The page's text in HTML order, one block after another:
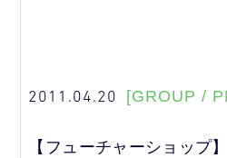
2011.04.20 [GROUP /
【フューチャーショップ